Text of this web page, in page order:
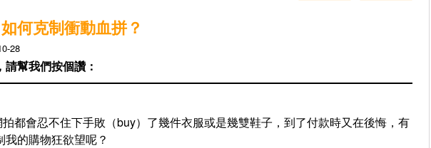
何克制衝動血拼？
28
幫我們按個讚：
都會忍不住下手敗（buy）了幾件衣服或是幾雙鞋子，到了付款時又在後悔，有
的購物狂欲望呢？